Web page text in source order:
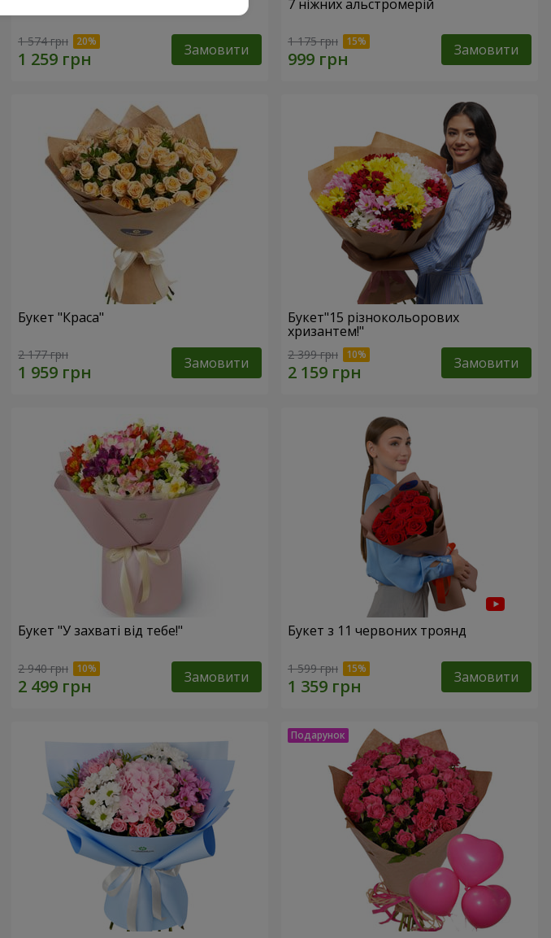
1 574 грн Замовити
7 ніжних альстромерій
1 175 грн Замовити
Букет "Краса"
2 177 грн Замовити
Букет"15 різнокольорових
хризантем!"
2 399 грн Замовити
Букет "У захваті від тебе!"
2 940 грн Замовити
Букет з 11 червоних троянд
1 599 грн Замовити